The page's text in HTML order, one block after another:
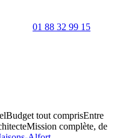
01 88 32 99 15
Budget tout comprisEntre
Mission complète, de